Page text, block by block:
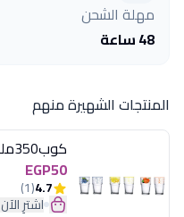
مهلة الشحن
48 ساعة
المنتجات الشهيرة منهم
كوب350مللى ورد هيريفين
EGP50
4.7
(1)
اشترِ الآن